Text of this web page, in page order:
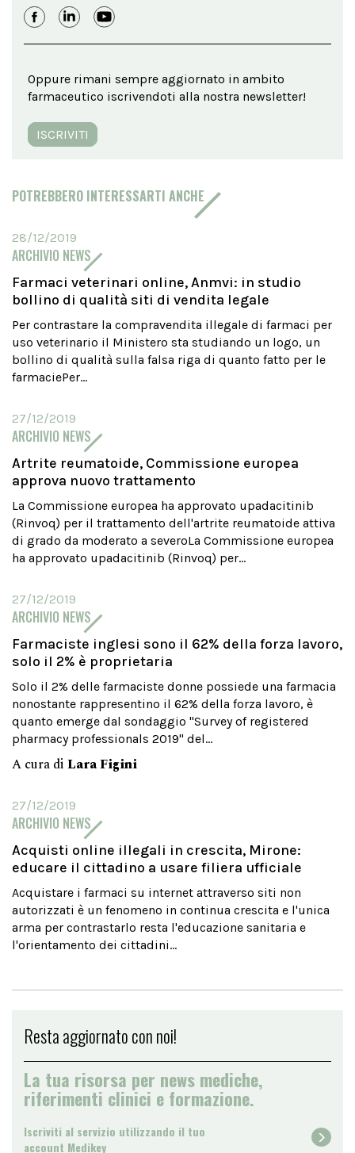
Oppure rimani sempre aggiornato in ambito
farmaceutico iscrivendoti alla nostra newsletter!
ISCRIVITI
POTREBBERO INTERESSARTI ANCHE
28/12/2019
ARCHIVIO NEWS
Farmaci veterinari online, Anmvi: in studio
bollino di qualità siti di vendita legale
Per contrastare la compravendita illegale di farmaci per
uso veterinario il Ministero sta studiando un logo, un
bollino di qualità sulla falsa riga di quanto fatto per le
farmaciePer...
27/12/2019
ARCHIVIO NEWS
Artrite reumatoide, Commissione europea
approva nuovo trattamento
La Commissione europea ha approvato upadacitinib
(Rinvoq) per il trattamento dell'artrite reumatoide attiva
di grado da moderato a severoLa Commissione europea
ha approvato upadacitinib (Rinvoq) per...
27/12/2019
ARCHIVIO NEWS
Farmaciste inglesi sono il 62% della forza lavoro,
solo il 2% è proprietaria
Solo il 2% delle farmaciste donne possiede una farmacia
nonostante rappresentino il 62% della forza lavoro, è
quanto emerge dal sondaggio "Survey of registered
pharmacy professionals 2019" del...
A cura di Lara Figini
27/12/2019
ARCHIVIO NEWS
Acquisti online illegali in crescita, Mirone:
educare il cittadino a usare filiera ufficiale
Acquistare i farmaci su internet attraverso siti non
autorizzati è un fenomeno in continua crescita e l'unica
arma per contrastarlo resta l'educazione sanitaria e
l'orientamento dei cittadini...
Resta aggiornato con noi!
La tua risorsa per news mediche,
riferimenti clinici e formazione.
Iscriviti al servizio utilizzando il tuo
account Medikey